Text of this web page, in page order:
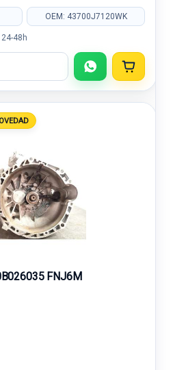
OEM: 43700J7120WK
48h
FNJ6M